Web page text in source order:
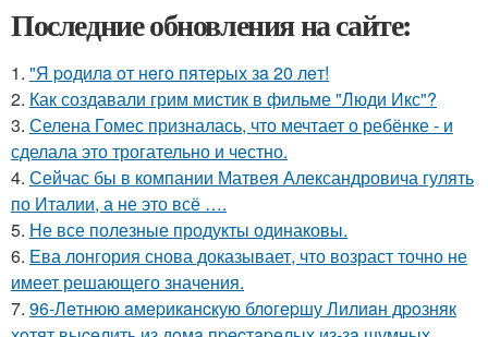
Последние обновления на сайте:
1. "Я poдилa oт нeгo пятepых зa 20 лeт!
2. Как создавали грим мистик в фильме "Люди Икс"?
3. Селена Гомес призналась, что мечтает о ребёнке - и
сделала это трогательно и честно.
4. Сейчас бы в компании Матвея Александровича гулять
по Италии, а не это всё ….
5. Не все полезные продукты одинаковы.
6. Ева лонгория снова доказывает, что возраст точно не
имеет решающего значения.
7. 96-Лeтнюю aмepикaнcкую блoгepшу Лилиaн дpoзняк